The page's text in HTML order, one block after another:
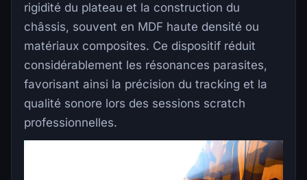
rigidité du plateau et la construction du
châssis, souvent en MDF haute densité ou
matériaux composites. Ce dispositif réduit
considérablement les résonances parasites,
favorisant ainsi la précision du tracking et la
qualité sonore lors des sessions scratch
professionnelles.